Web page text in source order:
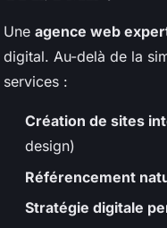
Une agence web
digital. Au-delà de la
services :
Création de sites
design)
Référencement
Stratégie digitale